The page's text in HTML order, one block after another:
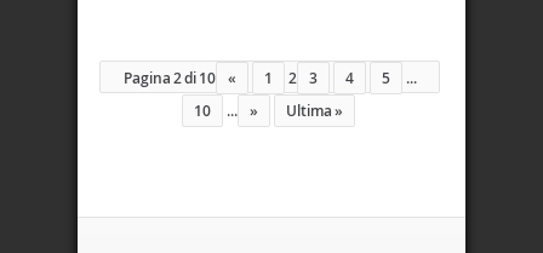
Pagina 2 di 10 « 1 2 3 4 5
...
10
... » Ultima »